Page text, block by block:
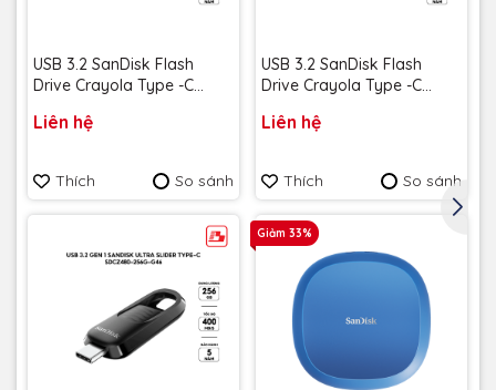
USB 3.2 SanDisk Flash
Drive Crayola Type -C
SDCZIC-128G-G46L màu
năm
Liên hệ
Thích So sánh
USB 3.2 SanDisk Flash
Drive Crayola Type -C
SDCZIC-128G-G46O màu
năm
Liên hệ
Thích So sánh
Giảm 33%